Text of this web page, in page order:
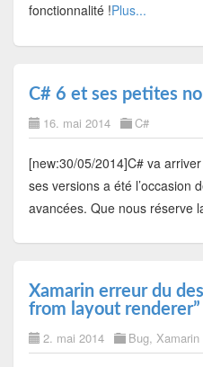
fonctionnalité !Plus...
C# 6 et ses petites
16. mai 2014 C#
[new:30/05/2014]C# va
ses versions a été l’occasion
avancées. Que nous réserve
Xamarin erreur du
from layout
2. mai 2014 Bug, Xamarin